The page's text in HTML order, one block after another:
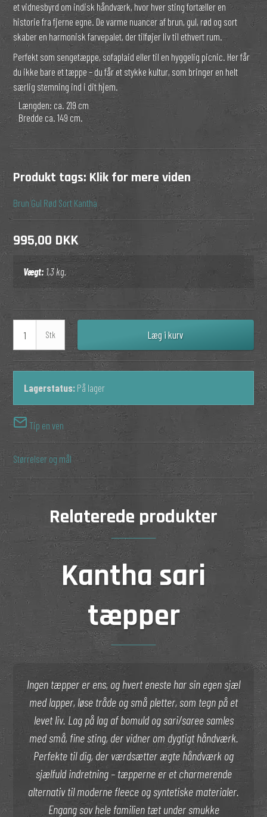
et vidnesbyrd om indisk håndværk, hvor hver sting fortæller en
historie fra fjerne egne. De varme nuancer af brun, gul, rød og sort
skaber en harmonisk farvepalet, der tilføjer liv til ethvert rum.
Perfekt som sengetæppe, sofaplaid eller til en hyggelig picnic. Her får
du ikke bare et tæppe – du får et stykke kultur, som bringer en helt
særlig stemning ind i dit hjem.
Længden: ca. 219 cm
Bredde ca. 149 cm.
Produkt tags: Klik for mere viden
Brun Gul Rød Sort Kantha
995,00 DKK
Vægt: 1,3 kg.
Stk Læg i kurv
Lagerstatus: På lager
Tip en ven
Størrelser og mål
Relaterede produkter
Kantha sari
tæpper
Ingen tæpper er ens, og hvert eneste har sin egen sjæl
med lapper, løse tråde og små pletter, som tegn på et
levet liv. Lag på lag af bomuld og sari/saree samles
med små, fine sting, der vidner om dygtigt håndværk.
Perfekte til dig, der værdsætter ægte håndværk og
sjælfuld indretning – tæpperne er et charmerende
alternativ til moderne fleece og syntetiske materialer.
Engang sov hele familien tæt under smukke